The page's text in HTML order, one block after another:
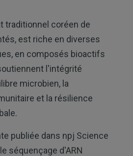
traditionnel coréen de
est riche en diverses
en composés bioactifs
l'intégrité
microbien, la
et la résilience
publiée dans npj Science
séquençage d'ARN